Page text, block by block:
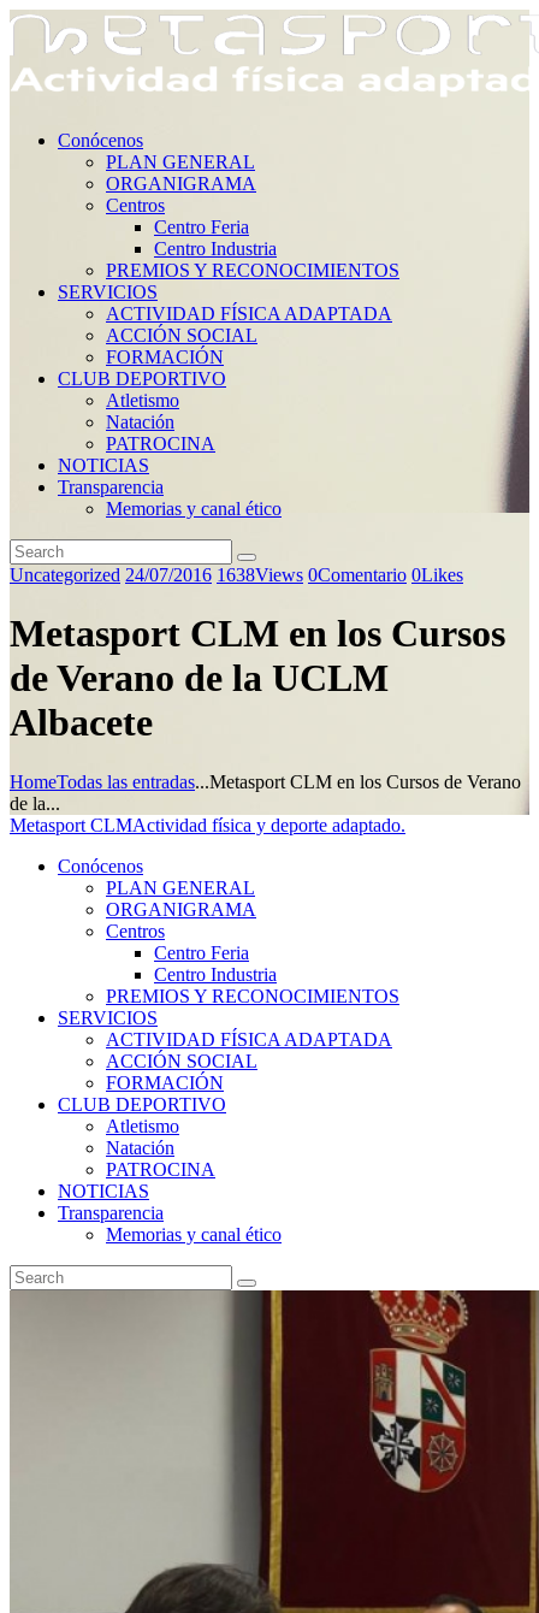
Conócenos
PLAN GENERAL
ORGANIGRAMA
Centros
Centro Feria
Centro Industria
PREMIOS Y RECONOCIMIENTOS
SERVICIOS
ACTIVIDAD FÍSICA ADAPTADA
ACCIÓN SOCIAL
FORMACIÓN
CLUB DEPORTIVO
Atletismo
Natación
PATROCINA
NOTICIAS
Transparencia
Memorias y canal ético
Uncategorized 24/07/2016 1638Views 0Comentario 0Likes
Metasport CLM en los Cursos
de Verano de la UCLM
Albacete
HomeTodas las entradas...Metasport CLM en los Cursos de Verano
de la...
Metasport CLMActividad física y deporte adaptado.
Conócenos
PLAN GENERAL
ORGANIGRAMA
Centros
Centro Feria
Centro Industria
PREMIOS Y RECONOCIMIENTOS
SERVICIOS
ACTIVIDAD FÍSICA ADAPTADA
ACCIÓN SOCIAL
FORMACIÓN
CLUB DEPORTIVO
Atletismo
Natación
PATROCINA
NOTICIAS
Transparencia
Memorias y canal ético